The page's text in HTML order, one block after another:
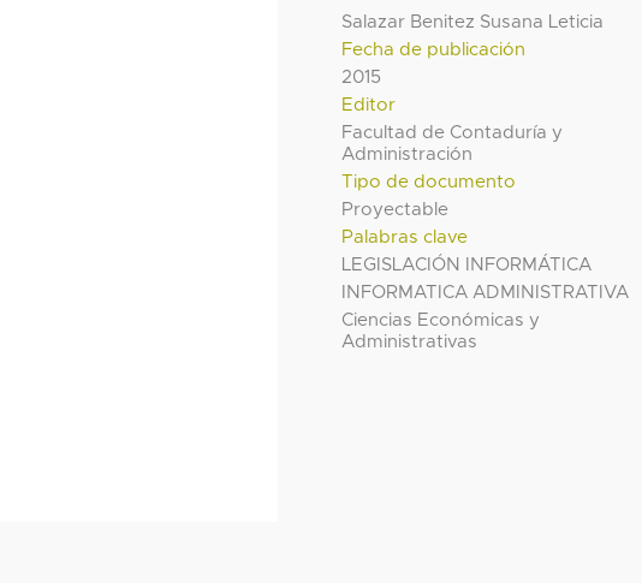
Salazar Benitez Susana Leticia
Fecha de publicación
2015
Editor
Facultad de Contaduría y
Administración
Tipo de documento
Proyectable
Palabras clave
LEGISLACIÓN INFORMÁTICA
INFORMATICA ADMINISTRATIVA
Ciencias Económicas y
Administrativas